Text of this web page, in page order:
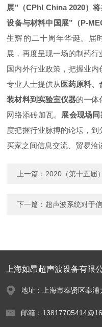
展"（CPhI China 2020）
设备与材料中国展”（P-
生辉的二十周年华诞。届
展，再度呈现一场的制药
国内外行业政策，把握业
专业人士提供从 医药原料、
装材料到实验室仪器的一体
网络添砖加瓦。 展会现场
度把握行业脉搏的论坛，
买家之间信息交流、贸易洽
上一篇： 2020（第十五届
下一篇： 超声波系统对于
上海如昂超声波设备有限
地址：上海市奉贤区奉
邮箱：